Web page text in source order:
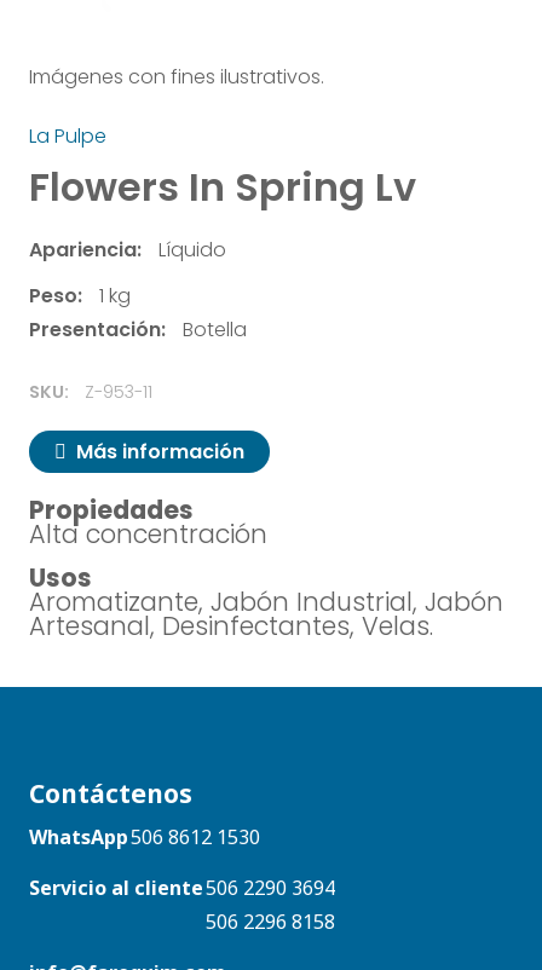
Imágenes con fines ilustrativos.
La Pulpe
Flowers In Spring Lv
Apariencia:
Líquido
Peso:
1 kg
Presentación:
Botella
SKU: Z-953-11
Más información
Propiedades
Alta concentración
Usos
Aromatizante, Jabón Industrial, Jabón
Artesanal, Desinfectantes, Velas.
Contáctenos
WhatsApp506 8612 1530
Servicio al cliente506 2290 3694
506 2296 8158